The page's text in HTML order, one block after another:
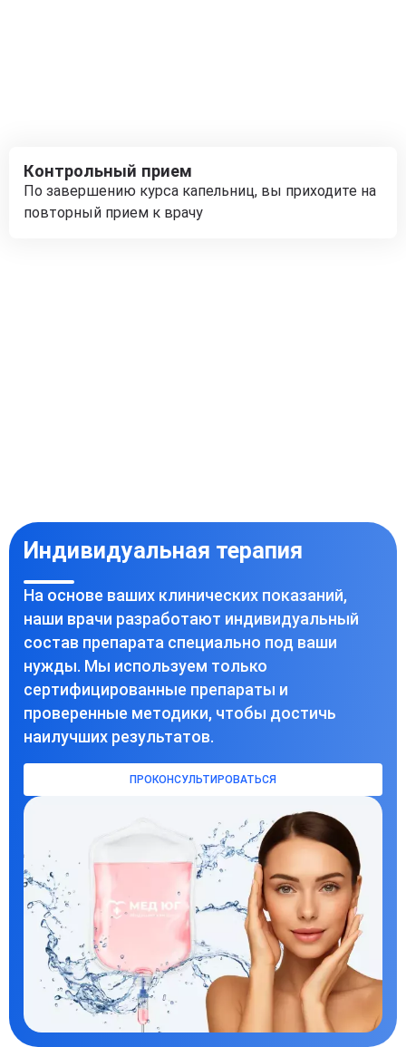
Контрольный прием
По завершению курса капельниц, вы приходите на
повторный прием к врачу
Индивидуальная терапия
На основе ваших клинических показаний,
наши врачи разработают индивидуальный
состав препарата специально под ваши
нужды. Мы используем только
сертифицированные препараты и
проверенные методики, чтобы достичь
наилучших результатов.
ПРОКОНСУЛЬТИРОВАТЬСЯ